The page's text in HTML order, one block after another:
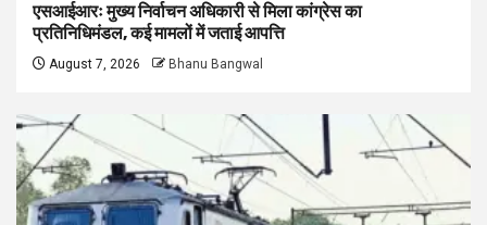
एसआईआरः मुख्य निर्वाचन अधिकारी से मिला कांग्रेस का
प्रतिनिधिमंडल, कई मामलों में जताई आपत्ति
August 7, 2026 Bhanu Bangwal